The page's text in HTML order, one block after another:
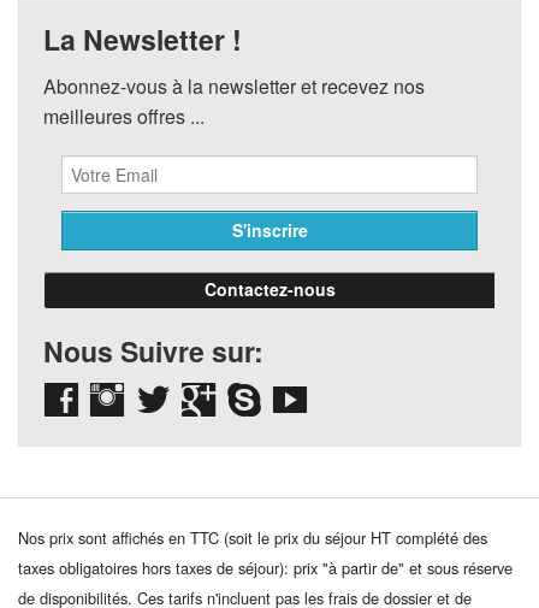
La Newsletter !
Abonnez-vous à la newsletter et recevez nos
meilleures offres ...
Contactez-nous
Nous Suivre sur:
Nos prix sont affichés en TTC (soit le prix du séjour HT complété des
taxes obligatoires hors taxes de séjour): prix "à partir de" et sous réserve
de disponibilités. Ces tarifs n'incluent pas les frais de dossier et de